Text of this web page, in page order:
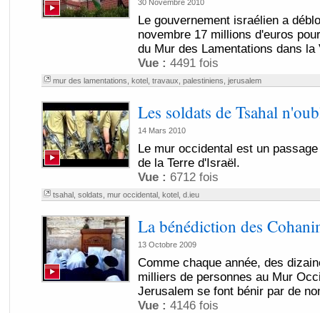
30 Novembre 2010
Le gouvernement israélien a
novembre 17 millions d'euros
du Mur des Lamentations dans la
Vue : 4491 fois
mur des lamentations kotel, travaux palestiniens jerusalem
Les soldats de Tsahal
14 Mars 2010
Le mur occidental est un
de la Terre d'Israël.
Vue : 6712 fois
tsahal, soldats mur occidental, kotel, d.ieu
La bénédiction des
13 Octobre 2009
Comme chaque année, des
milliers de personnes au Mur
Jerusalem se font bénir par de
Vue : 4146 fois